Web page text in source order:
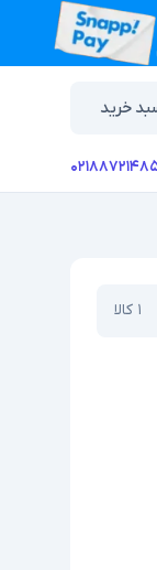
خرید
۱ کالا